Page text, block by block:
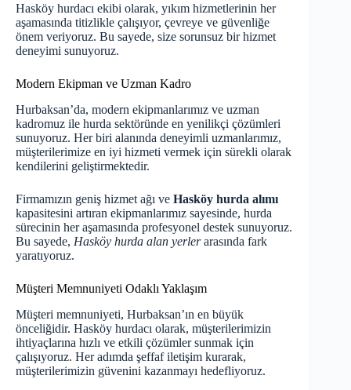
Hasköy hurdacı ekibi olarak, yıkım hizmetlerinin her
aşamasında titizlikle çalışıyor, çevreye ve güvenliğe
önem veriyoruz. Bu sayede, size sorunsuz bir hizmet
deneyimi sunuyoruz.
Modern Ekipman ve Uzman Kadro
Hurbaksan’da, modern ekipmanlarımız ve uzman
kadromuz ile hurda sektöründe en yenilikçi çözümleri
sunuyoruz. Her biri alanında deneyimli uzmanlarımız,
müşterilerimize en iyi hizmeti vermek için sürekli olarak
kendilerini geliştirmektedir.
Firmamızın geniş hizmet ağı ve Hasköy hurda alımı
kapasitesini artıran ekipmanlarımız sayesinde, hurda
sürecinin her aşamasında profesyonel destek sunuyoruz.
Bu sayede, Hasköy hurda alan yerlerarasında fark
yaratıyoruz.
Müşteri Memnuniyeti Odaklı Yaklaşım
Müşteri memnuniyeti, Hurbaksan’ın en büyük
önceliğidir. Hasköy hurdacı olarak, müşterilerimizin
ihtiyaçlarına hızlı ve etkili çözümler sunmak için
çalışıyoruz. Her adımda şeffaf iletişim kurarak,
müşterilerimizin güvenini kazanmayı hedefliyoruz.